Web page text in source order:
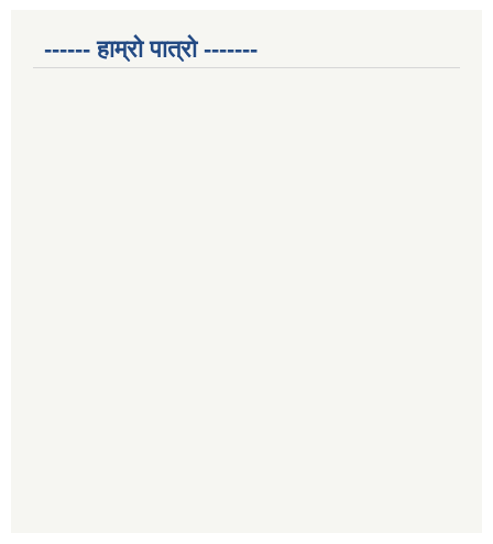
------ हाम्रो पात्रो -------